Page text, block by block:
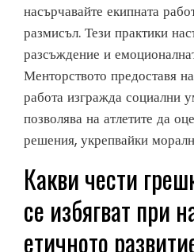
насърчавайте екипната
размисъл. Тези практики
разсъждение и
Менторството предоставя
работа изгражда социални
позволява на атлетите да
решения, укрепвайки
Какви чести
се избягват при
етичното